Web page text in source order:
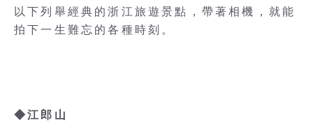
以下列舉經典的浙江旅遊景點，帶著相機，就能
拍下一生難忘的各種時刻。
◆江郎山